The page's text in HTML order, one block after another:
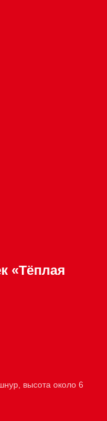
«Тёплая
высота около 6